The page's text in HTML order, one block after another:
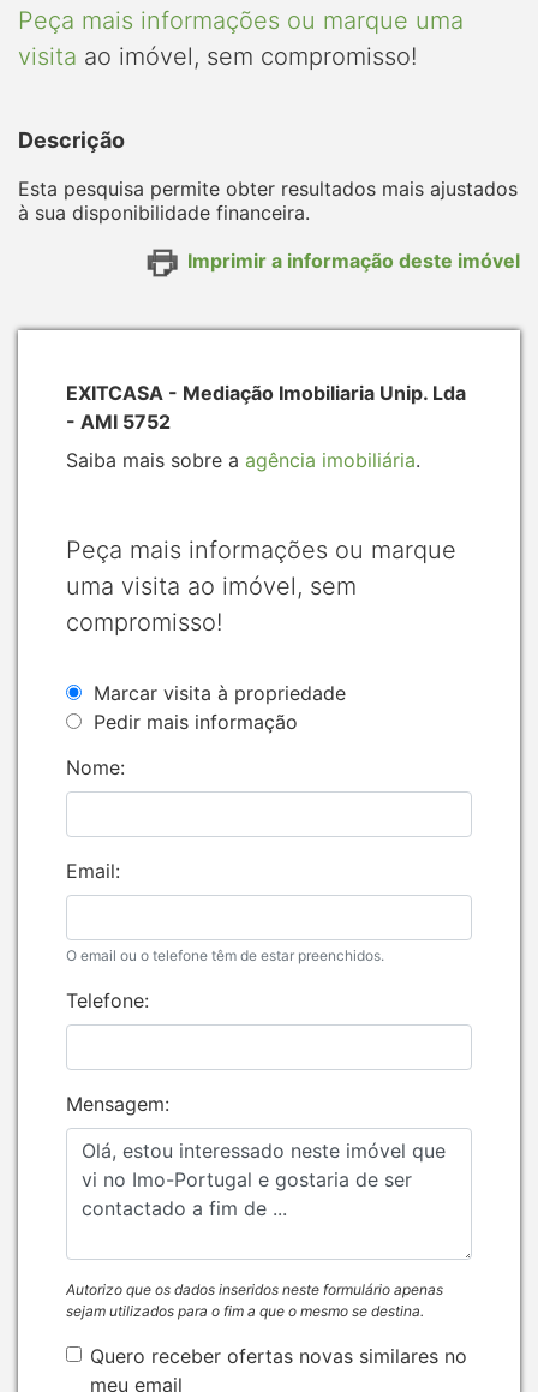
Peça mais informações ou marque uma
visita ao imóvel, sem compromisso!
Descrição
Esta pesquisa permite obter resultados mais ajustados
à sua disponibilidade financeira.
Imprimir a informação deste imóvel
EXITCASA - Mediação Imobiliaria Unip. Lda
- AMI 5752
Saiba mais sobre a agência imobiliária.
Peça mais informações ou marque
uma visita ao imóvel, sem
compromisso!
Marcar visita à propriedade
Pedir mais informação
Nome:
Email:
O email ou o telefone têm de estar preenchidos.
Telefone:
Mensagem:
Autorizo que os dados inseridos neste formulário apenas
sejam utilizados para o fim a que o mesmo se destina.
Quero receber ofertas novas similares no
meu email